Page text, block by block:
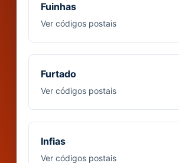
Fuinhas
Ver códigos postais
Furtado
Ver códigos postais
Infias
Ver códigos postais